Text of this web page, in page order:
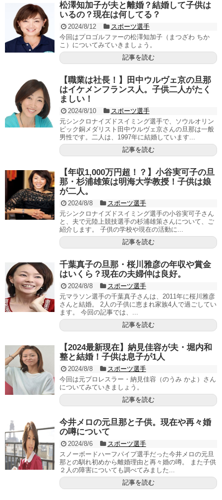
松澤知加子が夫と離婚？結婚して子供は
いるの？現在は何してる？
2024/8/12
スポーツ選手
今回はプロゴルファーの松澤知加子（まつざわ ちか
こ）についてみていきましょう。
記事を読む
【職業は社長！】田中ウルヴェ京の旦那
はイケメンフランス人。子供二人がたく
ましい！
2024/8/10
スポーツ選手
元シンクロナイズドスイミング選手で、ソウルオリン
ピック銅メダリスト田中ウルヴェ京さんの旦那は一般
男性です。二人は、1997年に結婚しています...
記事を読む
【年収1,000万円超！？】小谷実可子の旦
那・杉浦雄策は明海大学教授！子供は娘
が二人。
2024/8/8
スポーツ選手
元シンクロナイズドスイミング選手の小谷実可子さん
と、夫で元陸上競技選手の杉浦雄策さんについて、ご
紹介します。 子供の学校や現在の活動に...
記事を読む
千葉真子の旦那・桜川雅彦の年収や賞金
はいくら？現在の夫婦仲は良好。
2024/8/8
スポーツ選手
元マラソン選手の千葉真子さんは、2011年に桜川雅彦
さんと結婚。 2人の子供に恵まれ家族4人で過ごしてい
ます。 今回の記事では、...
記事を読む
【2024最新現在】納見佳容が夫・堀内和
整と結婚！子供は息子が1人
2024/8/8
スポーツ選手
今回は元プロレスラー・納見佳容（のうみ かよ）さん
についてみていきましょう。
記事を読む
今井メロの元旦那と子供。現在や再々婚
の噂について
2024/8/6
スポーツ選手
スノーボードハーフパイプ選手だった今井メロの元旦
那との馴れ初めから離婚理由と再々婚の噂。 また子供
２人の障害についても調べてみました...
記事を読む